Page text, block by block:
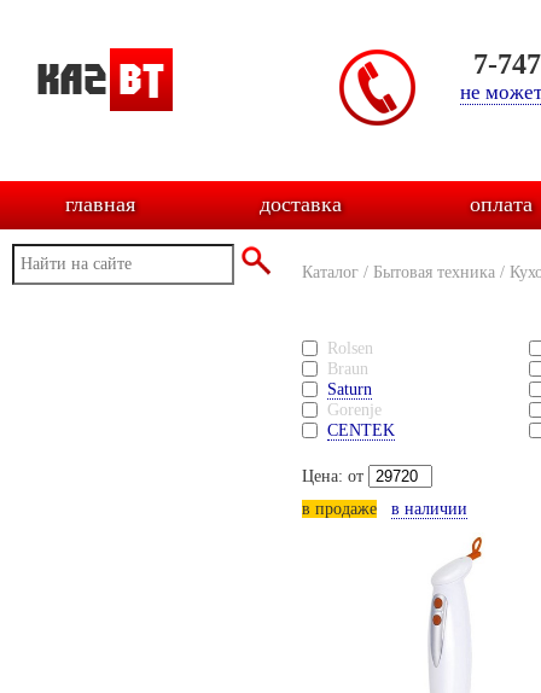
7-
не
главная доставка оплата
Каталог / Бытовая техника /
Rolsen
Braun
Saturn
Gorenje
CENTEK
Цена: от
в продаже
в наличии